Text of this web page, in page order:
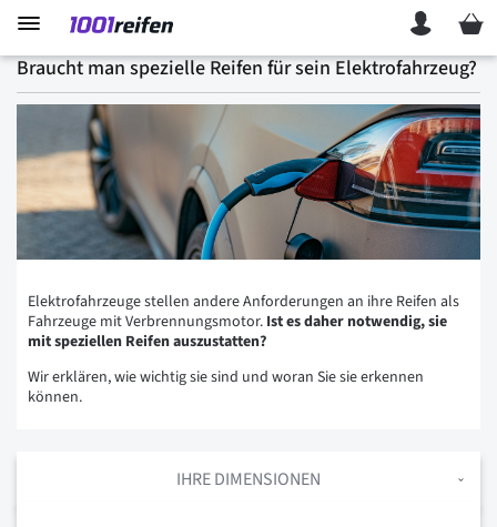
Mein
Braucht man spezielle Reifen für sein Elektrofahrzeug?
Elektrofahrzeuge stellen andere Anforderungen an ihre Reifen als
Fahrzeuge mit Verbrennungsmotor. Ist es daher notwendig, sie
mit speziellen Reifen auszustatten?
Wir erklären, wie wichtig sie sind und woran Sie sie erkennen
können.
IHRE DIMENSIONEN